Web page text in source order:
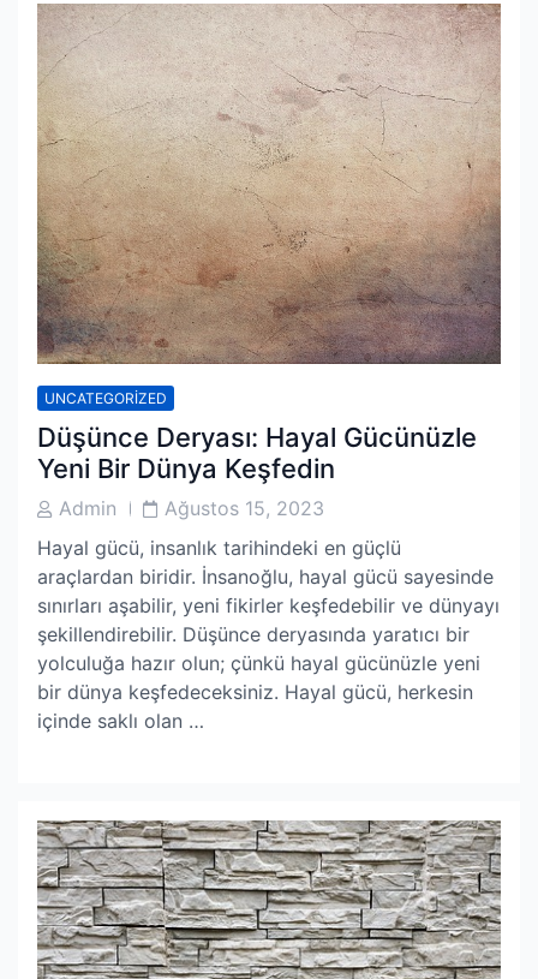
UNCATEGORIZED
Düşünce Deryası: Hayal Gücünüzle
Yeni Bir Dünya Keşfedin
PostAdmin
PostAğustos 15, 2023
Hayal gücü, insanlık tarihindeki en güçlü
araçlardan biridir. İnsanoğlu, hayal gücü sayesinde
sınırları aşabilir, yeni fikirler keşfedebilir ve dünyayı
şekillendirebilir. Düşünce deryasında yaratıcı bir
yolculuğa hazır olun; çünkü hayal gücünüzle yeni
bir dünya keşfedeceksiniz. Hayal gücü, herkesin
içinde saklı olan …